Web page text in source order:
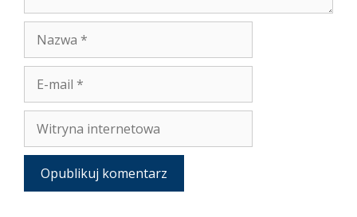
mail
internetowa